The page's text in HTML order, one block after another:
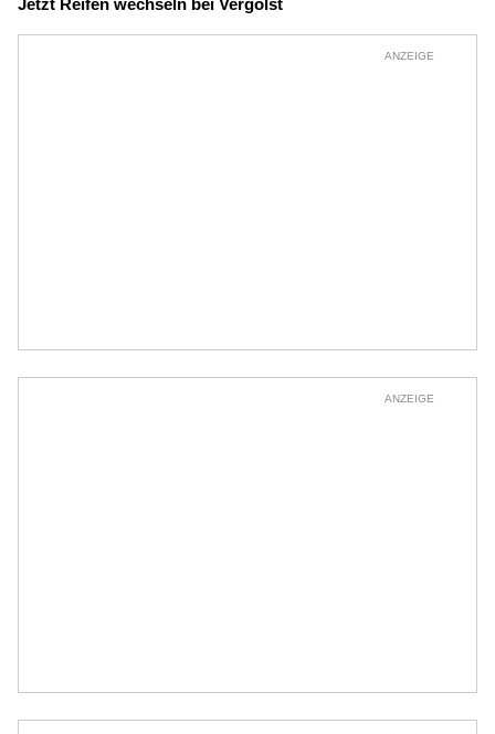
Jetzt Reifen wechseln bei Vergölst
ANZEIGE
ANZEIGE